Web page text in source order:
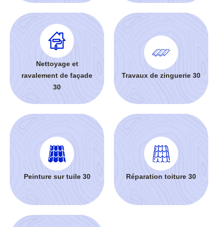
Nettoyage et
ravalement de façade
30
Travaux de zinguerie 30
Peinture sur tuile 30 Réparation toiture 30